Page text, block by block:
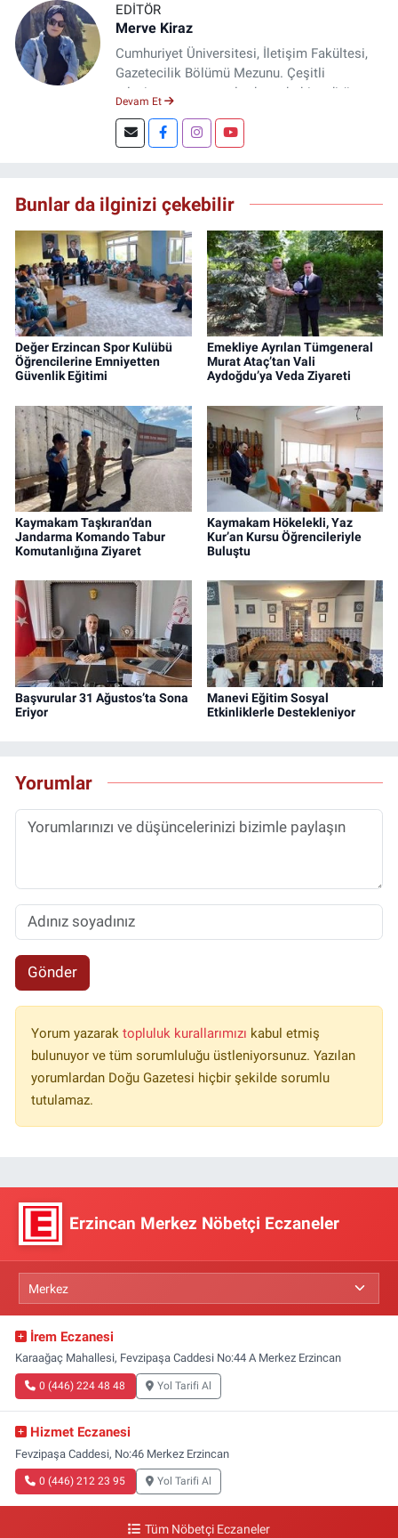
EDITÖR
Merve Kiraz
Cumhuriyet Üniversitesi, İletişim Fakültesi,
Gazetecilik Bölümü Mezunu. Çeşitli
televizyon ve gazetelerde muhabir, editör,
Şuan, www.dogugazetesi.com adlı haber
sitesinin Yazı İşleri Müdürlüğünü yürütmekte.
Devam Et
Bunlar da ilginizi çekebilir
Değer Erzincan Spor Kulübü
Öğrencilerine Emniyetten
Güvenlik Eğitimi
Emekliye Ayrılan Tümgeneral
Murat Ataç’tan Vali
Aydoğdu’ya Veda Ziyareti
Kaymakam Taşkıran’dan
Jandarma Komando Tabur
Komutanlığına Ziyaret
Kaymakam Hökelekli, Yaz
Kur’an Kursu Öğrencileriyle
Buluştu
Başvurular 31 Ağustos’ta Sona
Eriyor
Manevi Eğitim Sosyal
Etkinliklerle Destekleniyor
Yorumlar
Gönder
Yorum yazarak topluluk kurallarımızı kabul etmiş
bulunuyor ve tüm sorumluluğu üstleniyorsunuz. Yazılan
yorumlardan Doğu Gazetesi hiçbir şekilde sorumlu
tutulamaz.
Erzincan Merkez Nöbetçi Eczaneler
İrem Eczanesi
Karaağaç Mahallesi, Fevzipaşa Caddesi No:44 A Merkez Erzincan
0 (446) 224 48 48 Yol Tarifi Al
Hizmet Eczanesi
Fevzipaşa Caddesi, No:46 Merkez Erzincan
0 (446) 212 23 95 Yol Tarifi Al
Tüm Nöbetçi Eczaneler